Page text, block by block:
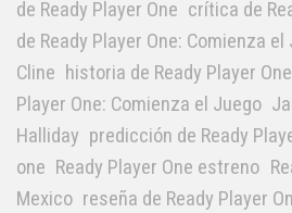
de Ready Player One crítica de
de Ready Player One: Comienza el
Cline historia de Ready Player One
Player One: Comienza el Juego
Halliday predicción de Ready
one Ready Player One estreno
Mexico reseña de Ready Player